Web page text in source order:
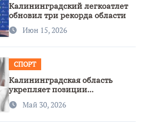
Калининградский легкоатлет
обновил три рекорда области
Июн 15, 2026
СПОРТ
Калининградская область
укрепляет позиции
спортивного региона
Май 30, 2026